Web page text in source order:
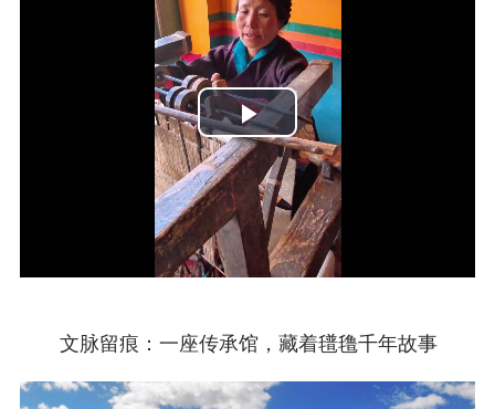
Play
Video
文脉留痕：一座传承馆，藏着氆氇千年故事